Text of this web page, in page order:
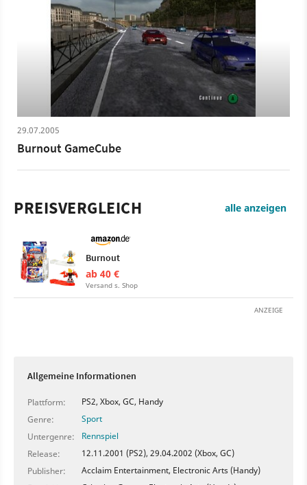
29.07.2005
Burnout GameCube
PREISVERGLEICH alle anzeigen
Burnout
ab 40 €
Versand s. Shop
ANZEIGE
Allgemeine Informationen
Plattform:
PS2, Xbox, GC, Handy
Genre:
Sport
Untergenre:
Rennspiel
Release:
12.11.2001 (PS2), 29.04.2002 (Xbox, GC)
Publisher:
Acclaim Entertainment, Electronic Arts (Handy)